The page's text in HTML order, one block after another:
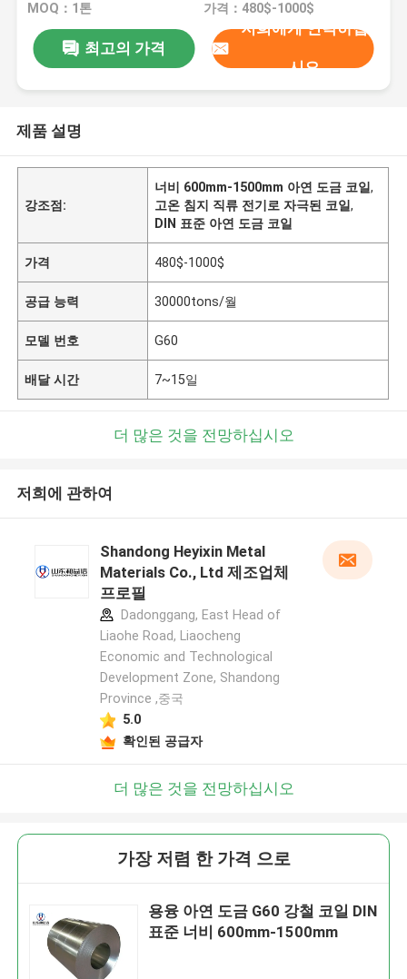
MOQ：1톤 가격：480$-1000$
최고의 가격
저희에게 연락하십
시오
제품 설명
강조점:
너비 600mm-1500mm 아연 도금 코일,
고온 침지 직류 전기로 자극된 코일,
DIN 표준 아연 도금 코일
가격 480$-1000$
공급 능력 30000tons/월
모델 번호 G60
배달 시간 7~15일
더 많은 것을 전망하십시오
저희에 관하여
Shandong Heyixin Metal
Materials Co., Ltd 제조업체
프로필
Dadonggang, East Head of
Liaohe Road, Liaocheng
Economic and Technological
Development Zone, Shandong
Province ,중국
5.0
확인된 공급자
더 많은 것을 전망하십시오
가장 저렴 한 가격 으로
용융 아연 도금 G60 강철 코일 DIN
표준 너비 600mm-1500mm